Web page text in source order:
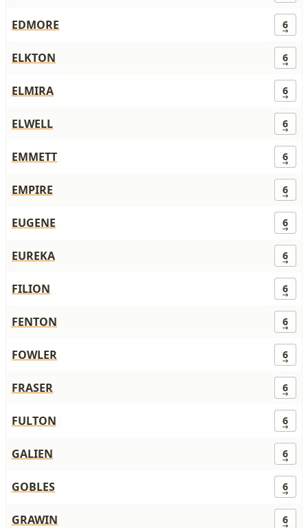
EDMORE 6
ELKTON 6
ELMIRA 6
ELWELL 6
EMMETT 6
EMPIRE 6
EUGENE 6
EUREKA 6
FILION 6
FENTON 6
FOWLER 6
FRASER 6
FULTON 6
GALIEN 6
GOBLES 6
GRAWIN 6